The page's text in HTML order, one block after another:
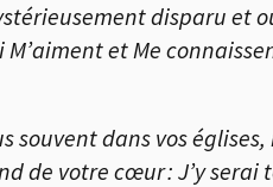
disparu et
et Me
souvent dans vos églises,
de votre cœur : J’y serai